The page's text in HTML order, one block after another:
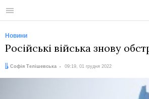
Меню
Новини
Російські війська знову
Автор:
Софія Телішевська
Дата: 09:19, 01 грудня 2022